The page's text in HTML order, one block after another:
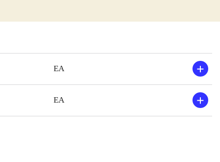
er i orden
EA
EA